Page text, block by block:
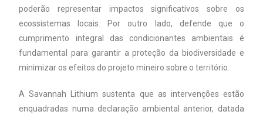
poderão representar impactos significativos sobre os
ecossistemas locais. Por outro lado, defende que o
cumprimento integral das condicionantes ambientais é
fundamental para garantir a proteção da biodiversidade e
minimizar os efeitos do projeto mineiro sobre o território.
A Savannah Lithium sustenta que as intervenções estão
enquadradas numa declaração ambiental anterior, datada